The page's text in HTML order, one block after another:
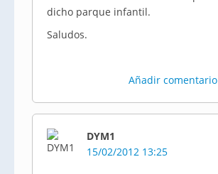
dicho parque infantil.
Saludos.
Añadir comentario
DYM1
15/02/2012 13:25